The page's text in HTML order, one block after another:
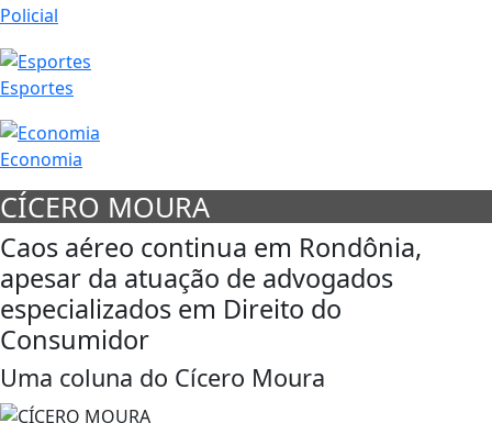
Policial
Esportes
Economia
CÍCERO MOURA
Caos aéreo continua em Rondônia,
apesar da atuação de advogados
especializados em Direito do
Consumidor
Uma coluna do Cícero Moura